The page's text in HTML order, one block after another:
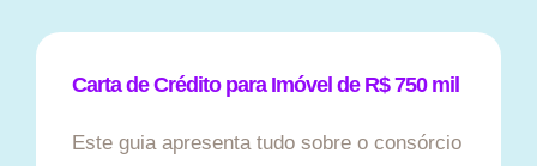
Carta de Crédito para Imóvel de R$ 750 mil
Este guia apresenta tudo sobre o consórcio